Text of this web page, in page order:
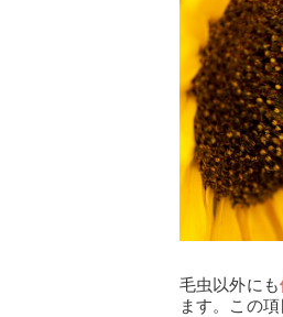
毛虫以外にも
ます。この